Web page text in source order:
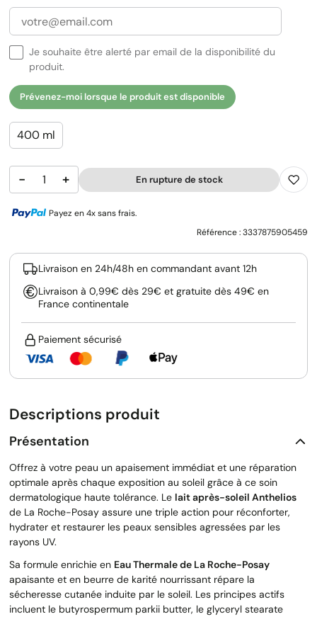
Je souhaite être alerté par email de la disponibilité du
produit.
Prévenez-moi lorsque le produit est disponible
400 ml
− + En rupture de stock
Payez en 4x sans frais.
Référence :3337875905459
Livraison en 24h/48h en commandant avant 12h
Livraison à 0,99€ dès 29€ et gratuite dès 49€ en
France continentale
Paiement sécurisé
Descriptions produit
Présentation
Offrez à votre peau un apaisement immédiat et une réparation
optimale après chaque exposition au soleil grâce à ce soin
dermatologique haute tolérance. Le lait après-soleil Anthelios
de La Roche-Posay assure une triple action pour réconforter,
hydrater et restaurer les peaux sensibles agressées par les
rayons UV.
Sa formule enrichie en Eau Thermale de La Roche-Posay
apaisante et en beurre de karité nourrissant répare la
sécheresse cutanée induite par le soleil. Les principes actifs
incluent le butyrospermum parkii butter, le glyceryl stearate